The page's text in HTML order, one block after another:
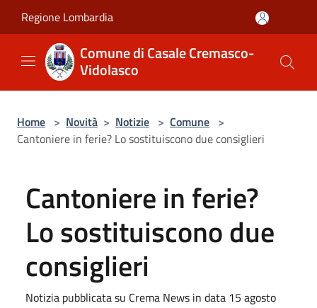
Regione Lombardia
Comune di Casale Cremasco-
Vidolasco
Home > Novità > Notizie > Comune >
Cantoniere in ferie? Lo sostituiscono due consiglieri
Cantoniere in ferie?
Lo sostituiscono due
consiglieri
Notizia pubblicata su Crema News in data 15 agosto